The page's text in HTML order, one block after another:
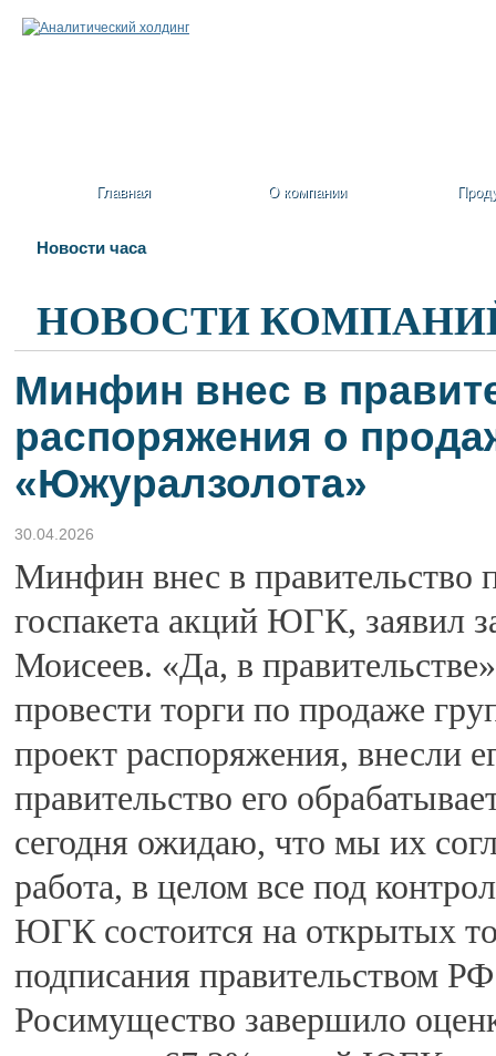
Главная О компании
Новости часа
НОВОСТИ
Минфин внес в
распоряжения о
«Южуралзолота»
30.04.2026
Минфин внес в правительство
госпакета акций ЮГК, заявил
Моисеев. «Да, в
провести торги по продаже
проект распоряжения, внесли
правительство его
сегодня ожидаю, что мы их
работа, в целом все под
ЮГК состоится на открытых
подписания правительством
Росимущество завершило